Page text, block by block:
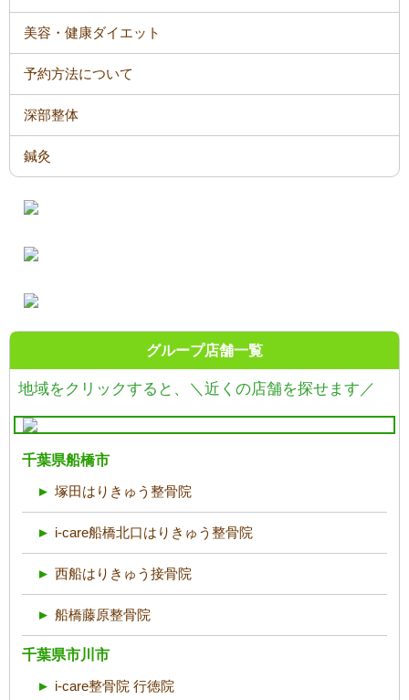
美容・健康ダイエット
予約方法について
深部整体
鍼灸
グループ店舗一覧
地域をクリックすると、 ＼近くの店舗を探せます／
千葉県船橋市
塚田はりきゅう整骨院
i-care船橋北口はりきゅう整骨院
西船はりきゅう接骨院
船橋藤原整骨院
千葉県市川市
i-care整骨院 行徳院